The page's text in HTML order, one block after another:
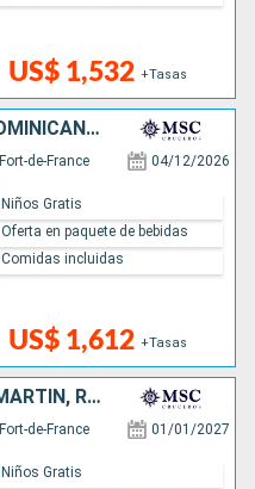
US$ 1,532 +Tasas
SAN MARTÍN, REPÚBLICA DOMINICANA, BARBADOS
Fort-de-France 04/12/2026
US$ 1,612 +Tasas
Niños Gratis
Oferta en paquete de bebidas
Comidas incluidas
ANTIGUA Y BARBUDA, SAN MARTÍN, REPÚBLICA DOMINICANA, BARBADOS
Fort-de-France 01/01/2027
Niños Gratis